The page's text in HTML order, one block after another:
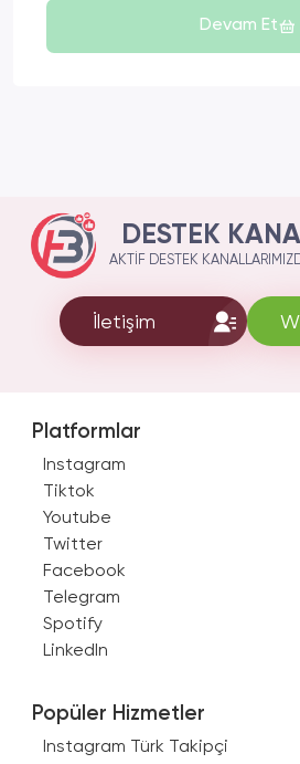
Devam Et
DESTEK
AKTIF DESTEK
İletişim
Platformlar
Instagram
Tiktok
Youtube
Twitter
Facebook
Telegram
Spotify
LinkedIn
Popüler Hizmetler
Instagram Türk Takipçi